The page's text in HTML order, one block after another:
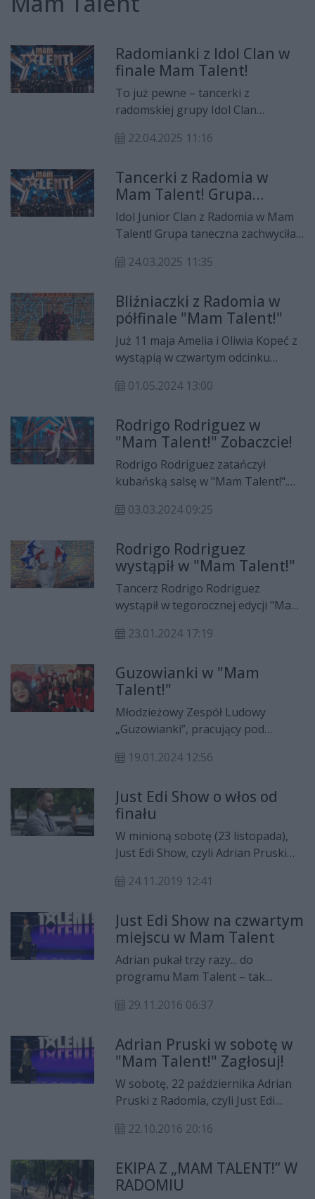
Radomianki z Idol Clan w
finale Mam Talent!
To już pewne – tancerki z
radomskiej grupy Idol Clan
programu Mam Talent!. Dziewczyny
pierwszym z czterech półfinałowych
odcinków, który wyemitowano w
Wielką Sobotę.
22.04.2025 11:16
Tancerki z Radomia w
Mam Talent! Grupa
zachwyciła jurorów
Idol Junior Clan z Radomia w Mam
Talent! Grupa taneczna zachwyciła
Tancerki przeszły do kolejnego
24.03.2025 11:35
Bliźniaczki z Radomia w
półfinale "Mam Talent!"
Już 11 maja Amelia i Oliwia Kopeć z
wystąpią w czwartym odcinku
Talent!".
01.05.2024 13:00
Rodrigo Rodriguez w
"Mam Talent!" Zobaczcie!
Rodrigo Rodriguez zatańczył
kubańską salsę w "Mam Talent!".
publiczność zgromadzoną w studiu,
03.03.2024 09:25
Rodrigo Rodriguez
wystąpił w "Mam Talent!"
Tancerz Rodrigo Rodriguez
wystąpił w tegorocznej edycji "Mam
zostanie wyemitowany już wiosną.
23.01.2024 17:19
Guzowianki w "Mam
Talent!"
Młodzieżowy Zespół Ludowy
„Guzowianki”, pracujący pod
wystąpił w programie telewizyjnym
wiosną.
19.01.2024 12:56
Just Edi Show o włos od
finału
W minioną sobotę (23 listopada),
Just Edi Show, czyli Adrian Pruski
marzenie. Po trzech latach znowu
iluzjonistę z Radomia w programie
"Mam Talent!".
24.11.2019 12:41
Just Edi Show na czwartym
miejscu w Mam Talent
Adrian pukał trzy razy... do
programu Mam Talent – tak
TVN-u. Jak jednak mówi przysłowie
radomianin znany jako Just Edi
Show w finale programu TVN dał
niezły show.
29.11.2016 06:37
Adrian Pruski w sobotę w
"Mam Talent!" Zagłosuj!
W sobotę, 22 października Adrian
Pruski z Radomia, czyli Just Edi
półfinale dziewiątej edycji „Mam
prosi o głosy.
22.10.2016 20:16
EKIPA Z „MAM TALENT!” W
RADOMIU